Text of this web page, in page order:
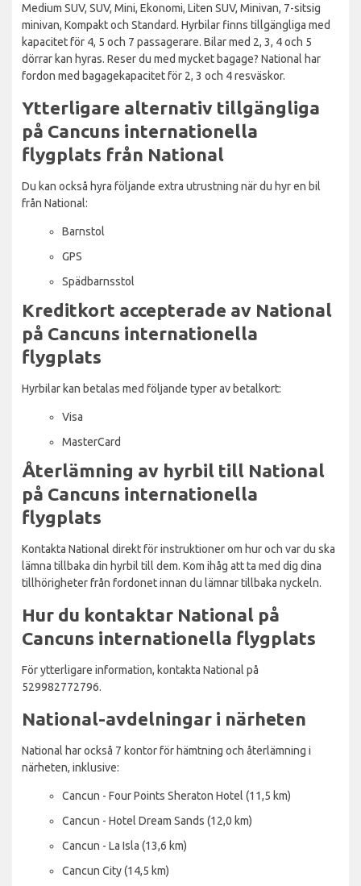
Medium SUV, SUV, Mini, Ekonomi, Liten SUV, Minivan, 7-sitsig
minivan, Kompakt och Standard. Hyrbilar finns tillgängliga med
kapacitet för 4, 5 och 7 passagerare. Bilar med 2, 3, 4 och 5
dörrar kan hyras. Reser du med mycket bagage? National har
fordon med bagagekapacitet för 2, 3 och 4 resväskor.
Ytterligare alternativ tillgängliga
på Cancuns internationella
flygplats från National
Du kan också hyra följande extra utrustning när du hyr en bil
från National:
Barnstol
GPS
Spädbarnsstol
Kreditkort accepterade av National
på Cancuns internationella
flygplats
Hyrbilar kan betalas med följande typer av betalkort:
Visa
MasterCard
Återlämning av hyrbil till National
på Cancuns internationella
flygplats
Kontakta National direkt för instruktioner om hur och var du ska
lämna tillbaka din hyrbil till dem. Kom ihåg att ta med dig dina
tillhörigheter från fordonet innan du lämnar tillbaka nyckeln.
Hur du kontaktar National på
Cancuns internationella flygplats
För ytterligare information, kontakta National på
529982772796.
National-avdelningar i närheten
National har också 7 kontor för hämtning och återlämning i
närheten, inklusive:
Cancun - Four Points Sheraton Hotel (11,5 km)
Cancun - Hotel Dream Sands (12,0 km)
Cancun - La Isla (13,6 km)
Cancun City (14,5 km)